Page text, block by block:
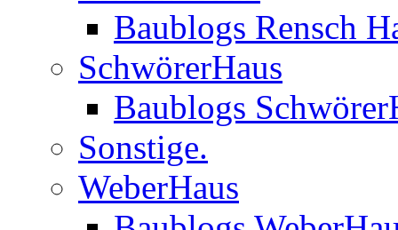
Baublogs Rensch
SchwörerHaus
Baublogs
Sonstige.
WeberHaus